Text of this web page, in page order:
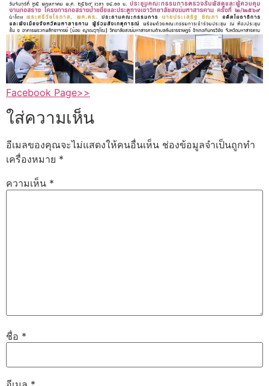
Facebook Page>>
ใส่ความเห็น
อีเมลของคุณจะไม่แสดงให้คนอื่นเห็น ช่องข้อมูลจำเป็นถูกทำ
เครื่องหมาย *
ความเห็น *
ชื่อ *